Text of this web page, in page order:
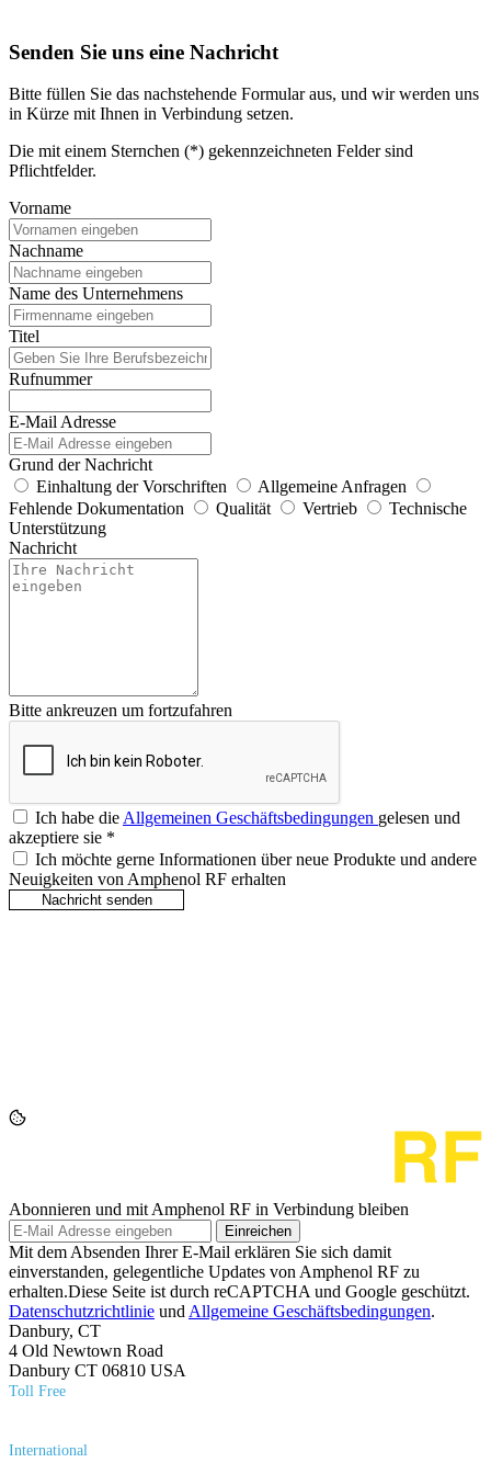
Senden Sie uns eine Nachricht
Bitte füllen Sie das nachstehende Formular aus, und wir werden uns
in Kürze mit Ihnen in Verbindung setzen.
Die mit einem Sternchen (*) gekennzeichneten Felder sind
Pflichtfelder.
Vorname
Nachname
Name des Unternehmens
Titel
Rufnummer
E-Mail Adresse
Grund der Nachricht
Einhaltung der Vorschriften
Allgemeine Anfragen
Fehlende Dokumentation
Qualität Vertrieb
Technische
Unterstützung
Nachricht
Bitte ankreuzen um fortzufahren
Ich habe dieAllgemeinen Geschäftsbedingungen gelesen und
akzeptiere sie *
Ich möchte gerne Informationen über neue Produkte und andere
Neuigkeiten von Amphenol RF erhalten
Abonnieren und mit Amphenol RF in Verbindung bleiben
Einreichen
Mit dem Absenden Ihrer E-Mail erklären Sie sich damit
einverstanden, gelegentliche Updates von Amphenol RF zu
erhalten.Diese Seite ist durch reCAPTCHA und Google geschützt.
Datenschutzrichtlinie und Allgemeine Geschäftsbedingungen.
Danbury, CT
4 Old Newtown Road
Danbury CT 06810 USA
Toll Free
International